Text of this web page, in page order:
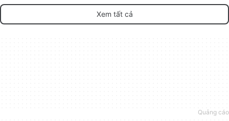
Xem tất cả